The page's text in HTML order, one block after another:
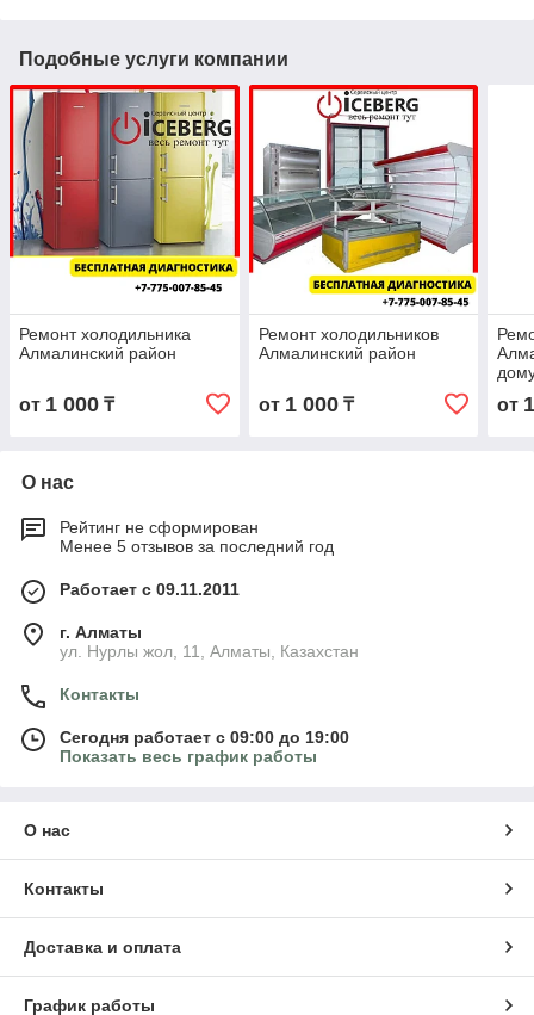
Подобные услуги компании
Ремонт холодильника
Алмалинский район
от 1 000 ₸
Ремонт холодильников
Алмалинский район
от 1 000₸ от
О нас
Рейтинг не сформирован
Менее 5 отзывов за последний год
Работает с 09.11.2011
г. Алматы
ул. Нурлы жол, 11, Алматы, Казахстан
Контакты
Сегодня работает с 09:00 до 19:00
Показать весь график работы
О нас
Контакты
Доставка и оплата
График работы